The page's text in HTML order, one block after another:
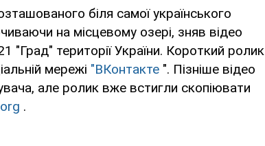
біля самої українського
на місцевому озері, зняв відео
території України. Короткий ролик
мережі "ВКонтакте ". Пізніше відео
але ролик вже встигли скопіювати
.